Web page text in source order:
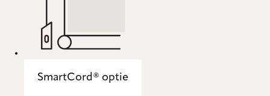
SmartCord® optie